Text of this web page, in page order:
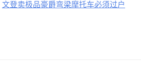
文登卖极品豪爵弯梁摩托车必须过户